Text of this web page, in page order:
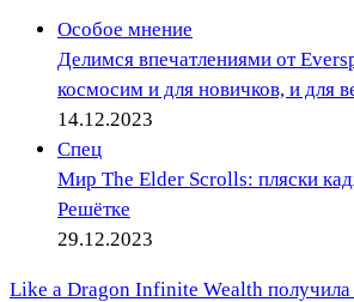
Особое мнение
Делимся впечатлениями от
космосим и для новичков, и для
14.12.2023
Спец
Мир The Elder Scrolls: пляски
Решётке
29.12.2023
Like a Dragon Infinite Wealth